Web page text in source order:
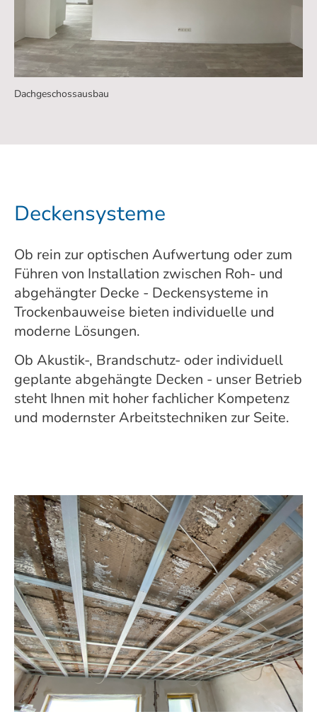
Dachgeschossausbau
Deckensysteme
Ob rein zur optischen Aufwertung oder zum
Führen von Installation zwischen Roh- und
abgehängter Decke - Deckensysteme in
Trockenbauweise bieten individuelle und
moderne Lösungen.
Ob Akustik-, Brandschutz- oder individuell
geplante abgehängte Decken - unser Betrieb
steht Ihnen mit hoher fachlicher Kompetenz
und modernster Arbeitstechniken zur Seite.